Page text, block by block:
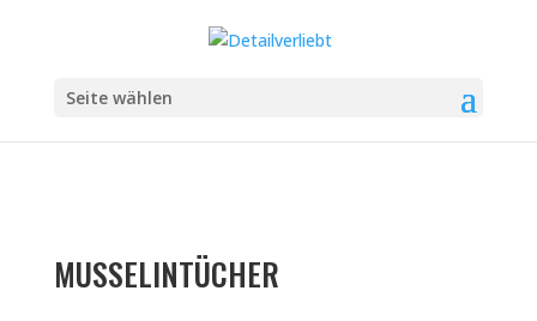
Seite wählen
MUSSELINTÜCHER